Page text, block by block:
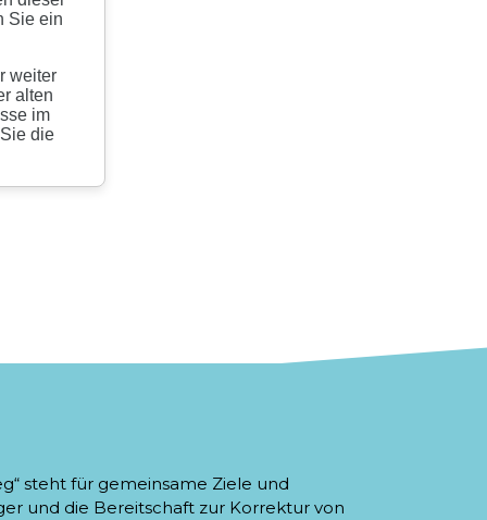
steht für gemeinsame Ziele und
und die Bereitschaft zur Korrektur von